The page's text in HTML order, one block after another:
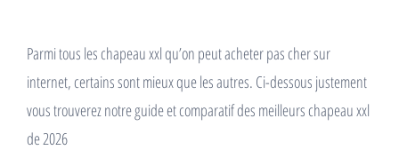
Parmi tous les chapeau xxl qu’on peut acheter pas cher sur
internet, certains sont mieux que les autres. Ci-dessous justement
vous trouverez notre guide et comparatif des meilleurs chapeau xxl
de 2026